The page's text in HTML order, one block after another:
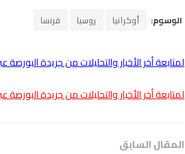
الوسوم: أوكرانيا روسيا فرنسا
لمتابعة أخر الأخبار والتحليلات من جريدة
لمتابعة أخر الأخبار والتحليلات من جريدة البورصة
المقال السابق